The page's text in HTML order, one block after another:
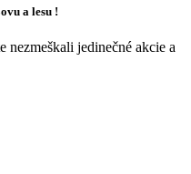
a lesu !
nezmeškali jedinečné akcie a